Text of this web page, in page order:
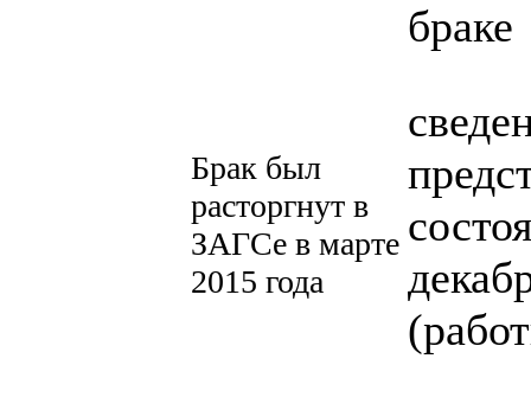
браке
Брак был
расторгнут в
ЗАГСе в марте
2015 года